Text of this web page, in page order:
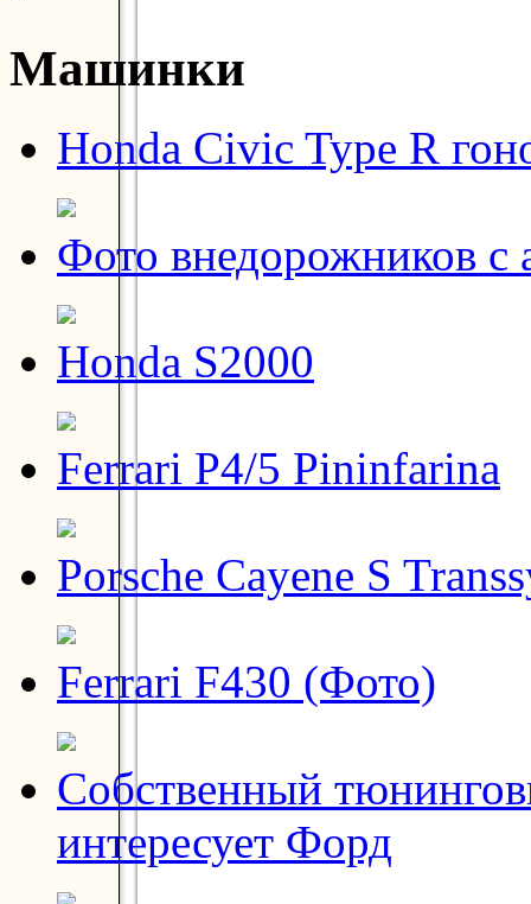
Машинки
Honda Civic Type R
Фото внедорожников с
Honda S2000
Ferrari P4/5 Pininfarina
Porsche Cayene S
Ferrari F430 (Фото)
Собственный
интересует Форд